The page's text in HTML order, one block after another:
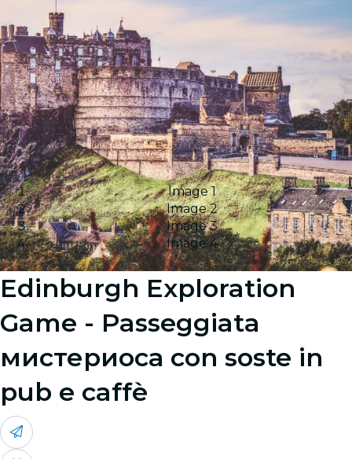
Image 1
Image 2
Image 3
Image 4
Edinburgh Exploration
Game - Passeggiata
мистериоса con soste in
pub e caffè